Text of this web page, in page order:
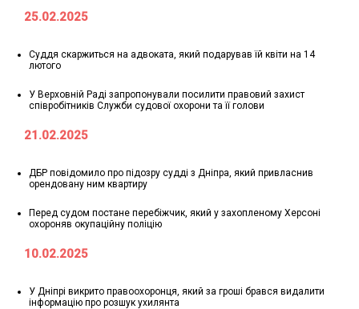
25.02.2025
Суддя скаржиться на адвоката, який подарував їй квіти на 14
лютого
У Верховній Раді запропонували посилити правовий захист
співробітників Служби судової охорони та її голови
21.02.2025
ДБР повідомило про підозру судді з Дніпра, який привласнив
орендовану ним квартиру
Перед судом постане перебіжчик, який у захопленому Херсоні
охороняв окупаційну поліцію
10.02.2025
У Дніпрі викрито правоохоронця, який за гроші брався видалити
інформацію про розшук ухилянта